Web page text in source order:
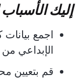
إليك
اجمع
الإبداعي
قم بتعيين